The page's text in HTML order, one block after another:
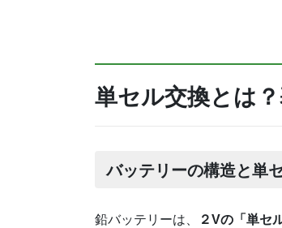
単セル交換とは
バッテリーの構造と単
鉛バッテリーは、 ２Vの「単セ